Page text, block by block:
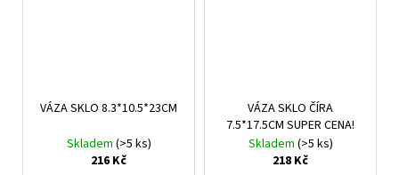
VÁZA SKLO 8.3*10.5*23CM
Skladem (>5 ks)
216 Kč
VÁZA SKLO ČÍRA
7.5*17.5CM SUPER CENA!
Skladem (>5 ks)
218 Kč